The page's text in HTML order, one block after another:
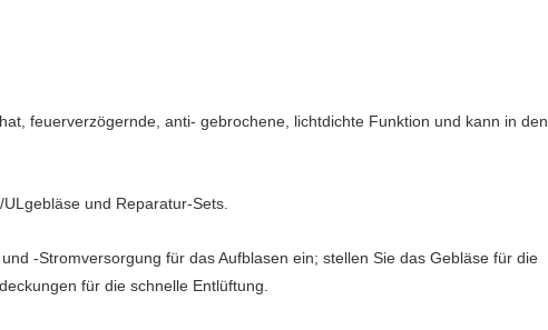
feuerverzögernde, anti- gebrochene, lichtdichte Funktion und kann in den
und Reparatur-Sets.
-Stromversorgung für das Aufblasen ein; stellen Sie das Gebläse für die
für die schnelle Entlüftung.